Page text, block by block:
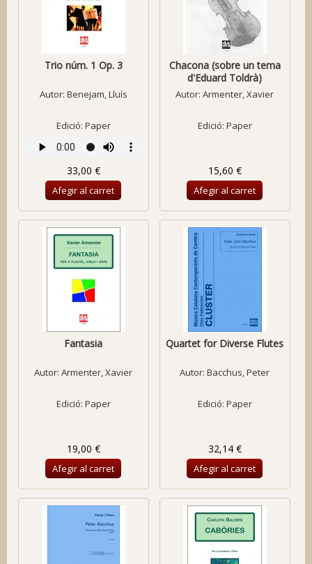
Trio núm. 1 Op. 3
Autor: Benejam, Lluís
Edició: Paper
33,00 €
Afegir al carret
Chacona (sobre un tema
d'Eduard Toldrà)
Autor:Armenter, Xavier
Edició: Paper
15,60 €
Afegir al carret
Fantasia
Autor:Armenter, Xavier
Edició: Paper
19,00 €
Afegir al carret
Quartet for Diverse Flutes
Autor:Bacchus, Peter
Edició: Paper
32,14 €
Afegir al carret